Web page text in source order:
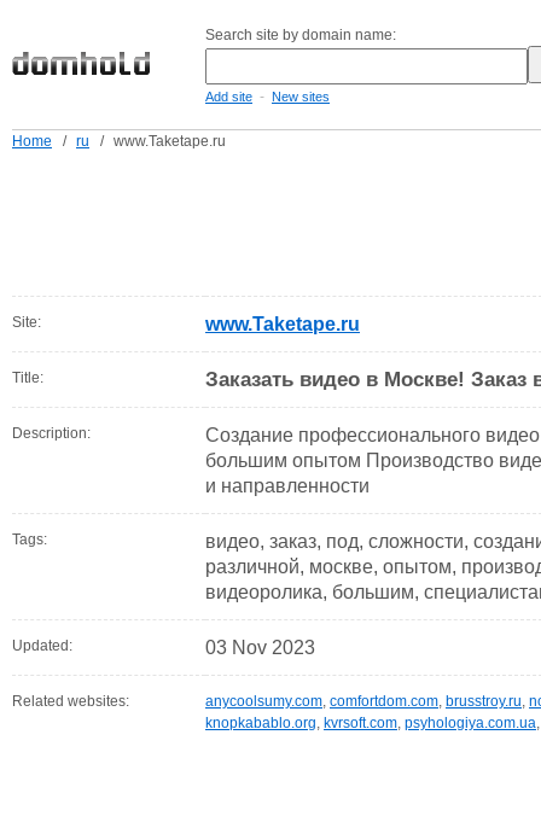
Search site by domain name:
Add site - New sites
Home / ru / www.Taketape.ru
Site: www.Taketape.ru
Title: Заказать видео в Москве!
Description:
Создание профессионального
большим опытом Производство
и направленности
Tags:
видео, заказ, под, сложности,
различной, москве, опытом,
видеоролика, большим,
Updated: 03 Nov 2023
Related websites: anycoolsumy.com, comfortdom.com, brusstroy.ru,
knopkabablo.org, kvrsoft.com, psyhologiya.com.ua